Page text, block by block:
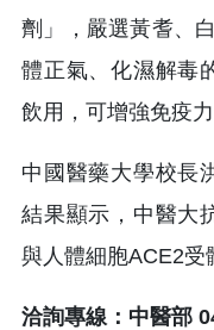
劑」，嚴選⿈耆、
體正氣、化濕解毒
飲⽤，可增強免疫
中國醫藥⼤學校⻑
結果顯示，中醫⼤
與⼈體細胞ACE2受
洽詢專線：中醫部